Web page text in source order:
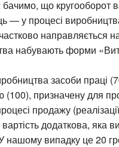
що кругооборот
у процесі
направляється
набувають форми
засоби праці
(100), призначену для
продажу
додаткова, яка
нашому випадку це 20